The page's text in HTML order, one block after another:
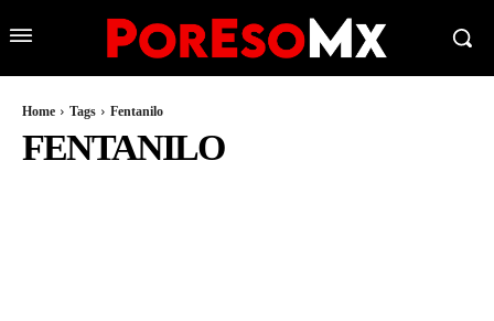
Home Tags Fentanilo
FENTANILO